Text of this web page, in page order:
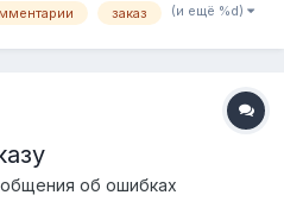
заказ (и ещё %d)
об ошибках